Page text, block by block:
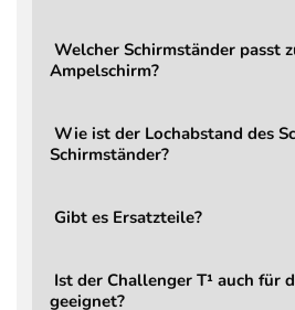
Mast
Gewicht Schirm
Garantie
Ersatzteile
Welcher Schirmständer passt
Ampelschirm?
Wie ist der Lochabstand des
Schirmständer?
Gibt es Ersatzteile?
Ist der Challenger T¹ auch für
geeignet?